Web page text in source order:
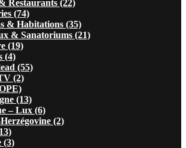
Restaurants (22)
(74)
& Habitations (35)
& Sanatoriums (21)
(19)
(4)
(55)
(2)
(13)
– Lux (6)
(2)
(3)